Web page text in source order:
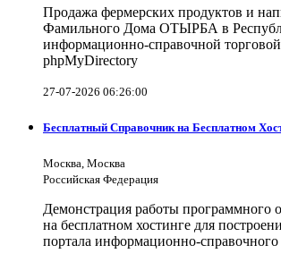
Продажа фермерских продуктов и
Фамильного Дома ОТЫРБА в
информационно-справочной
phpMyDirectory
27-07-2026 06:26:00
Бесплатный Справочник на Бесплатном
Москва, Москва
Российская Федерация
Демонстрация работы программного
на бесплатном хостинге для
портала информационно-справочного